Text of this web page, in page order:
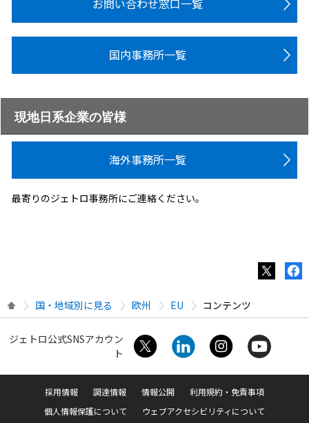
お問い合わせ窓口一覧
国内事務所一覧
現地日系企業の皆様
海外事務所一覧
最寄りのジェトロ事務所にご連絡ください。
国・地域別に見る 欧州 EU コンテンツ
ジェトロ公式SNSアカウン
ト
採用情報 調達情報 情報公開
利用規約・免責事項
個人情報保護について
ウェブアクセシビリティについて